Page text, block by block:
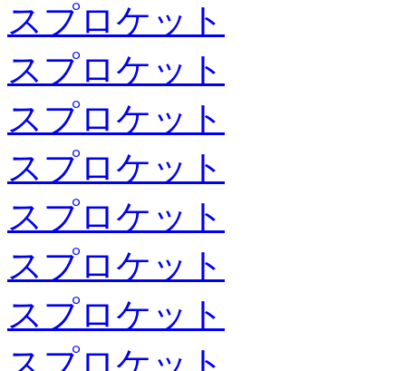
スプロケット
スプロケット
スプロケット
スプロケット
スプロケット
スプロケット
スプロケット